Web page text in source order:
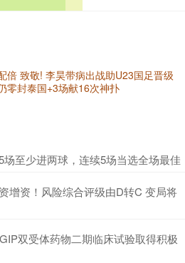
倍 致敬! 李昊带病出战助U23国足晋级
零封泰国+3场献16次神扑
至少进两球，连续5场当选全场最佳
增资！风险综合评级由D转C 变局将
双受体药物二期临床试验取得积极